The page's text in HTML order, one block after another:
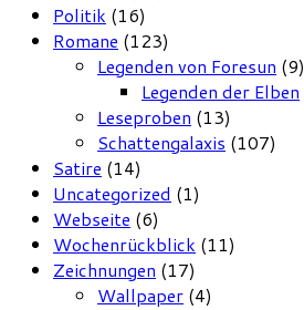
Politik (16)
Romane (123)
Legenden von Foresun (9)
Legenden der Elben
Leseproben (13)
Schattengalaxis (107)
Satire (14)
Uncategorized (1)
Webseite (6)
Wochenrückblick (11)
Zeichnungen (17)
Wallpaper (4)